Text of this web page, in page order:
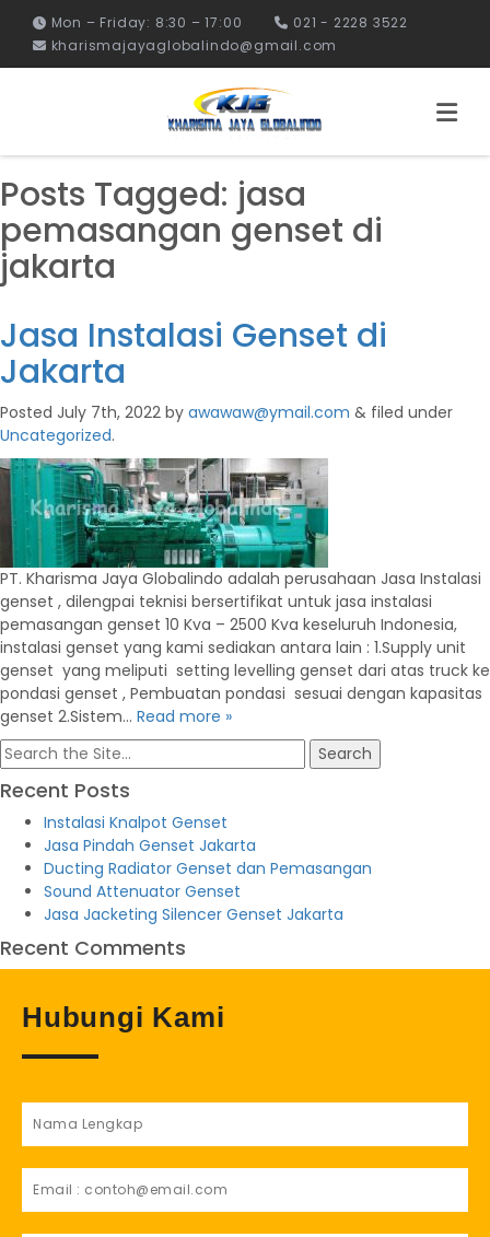
Mon – Friday: 8:30 – 17:00
021 - 2228 3522
kharismajayaglobalindo@gmail.com
Posts Tagged: jasa
pemasangan genset di
jakarta
Jasa Instalasi Genset di
Jakarta
Posted July 7th, 2022 by awawaw@ymail.com & filed under
Uncategorized.
PT. Kharisma Jaya Globalindo adalah perusahaan Jasa Instalasi
genset , dilengpai teknisi bersertifikat untuk jasa instalasi
pemasangan genset 10 Kva – 2500 Kva keseluruh Indonesia,
instalasi genset yang kami sediakan antara lain : 1.Supply unit
genset yang meliputi setting levelling genset dari atas truck ke
pondasi genset , Pembuatan pondasi sesuai dengan kapasitas
genset 2.Sistem… Read more »
Search
for:
Recent Posts
Instalasi Knalpot Genset
Jasa Pindah Genset Jakarta
Ducting Radiator Genset dan Pemasangan
Sound Attenuator Genset
Jasa Jacketing Silencer Genset Jakarta
Recent Comments
Hubungi Kami